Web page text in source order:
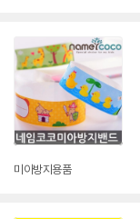
미아 방지용품